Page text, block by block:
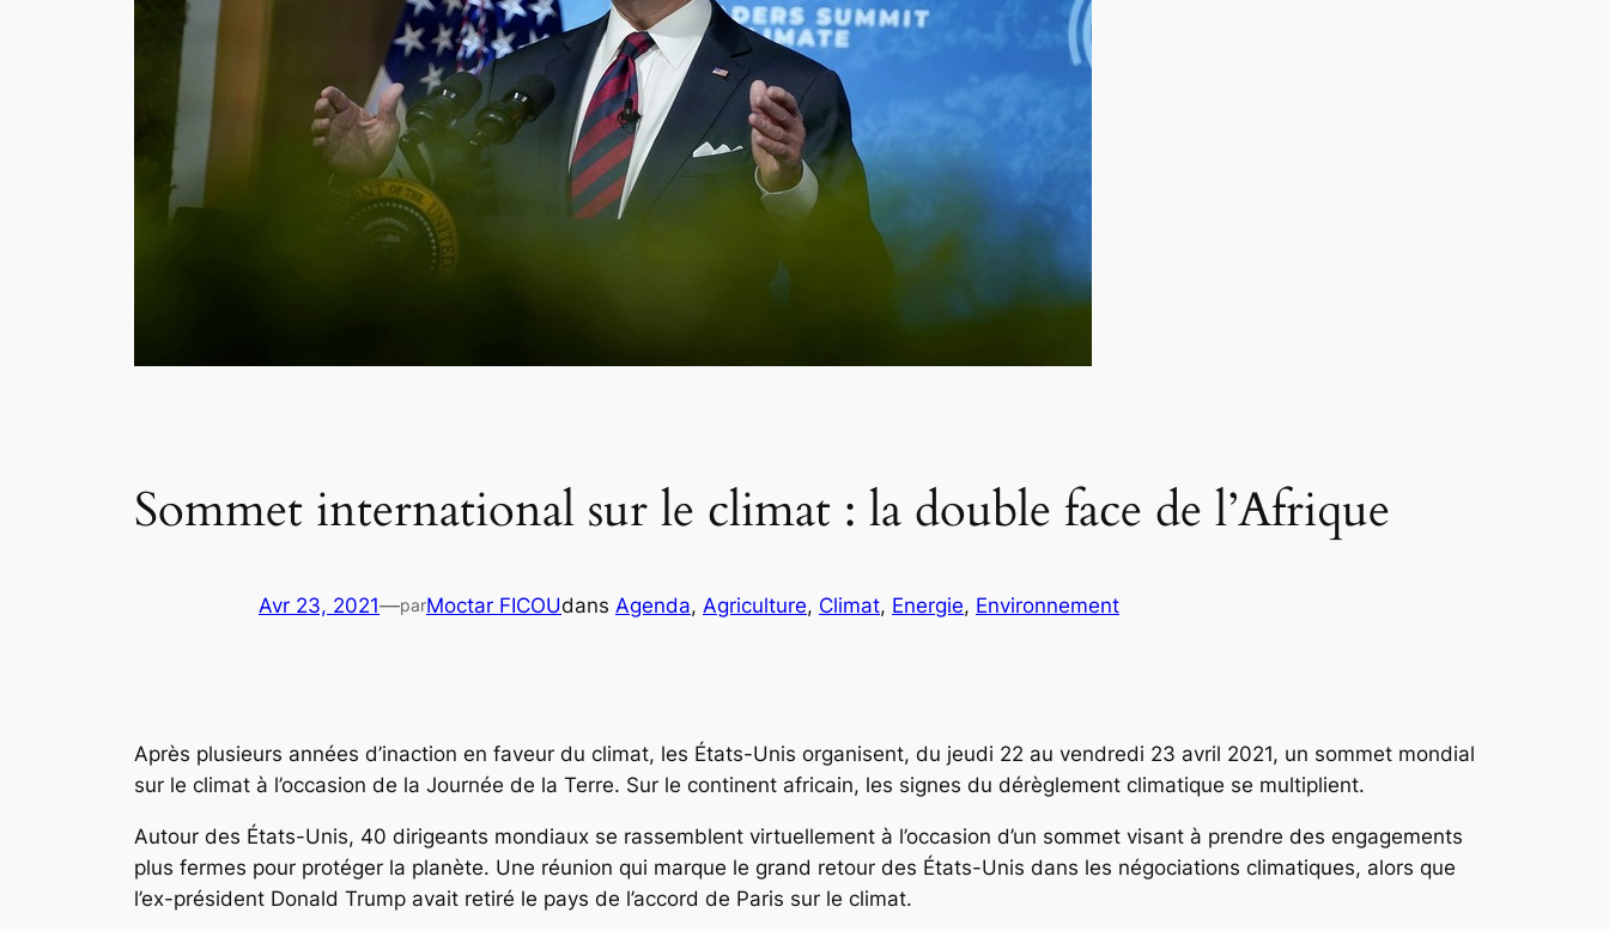
Sommet international sur le climat : la double face de l’Afrique
Avr 23, 2021—parMoctar FICOUdans Agenda, Agriculture, Climat, Energie, Environnement
Après plusieurs années d’inaction en faveur du climat, les États-Unis organisent, du jeudi 22 au vendredi 23 avril 2021, un sommet mondial
sur le climat à l’occasion de la Journée de la Terre. Sur le continent africain, les signes du dérèglement climatique se multiplient.
Autour des États-Unis, 40 dirigeants mondiaux se rassemblent virtuellement à l’occasion d’un sommet visant à prendre des engagements
plus fermes pour protéger la planète. Une réunion qui marque le grand retour des États-Unis dans les négociations climatiques, alors que
l’ex-président Donald Trump avait retiré le pays de l’accord de Paris sur le climat.